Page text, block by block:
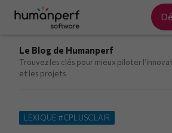
Le Blog de Humanperf
Trouvez les clés pour mieux piloter
et les projets
LEXIQUE #CPLUSCLAIR